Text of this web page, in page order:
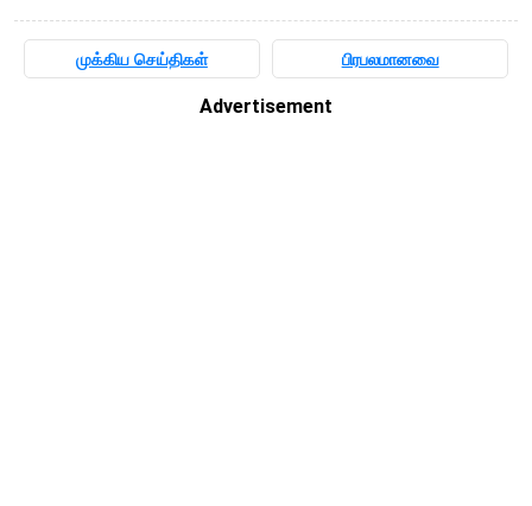
முக்கிய செய்திகள் பிரபலமானவை
Advertisement